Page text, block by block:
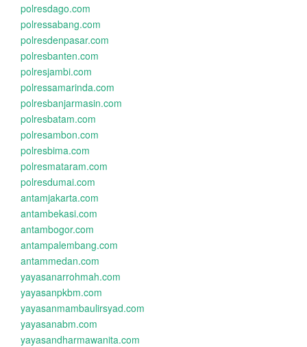
polresdago.com
polressabang.com
polresdenpasar.com
polresbanten.com
polresjambi.com
polressamarinda.com
polresbanjarmasin.com
polresbatam.com
polresambon.com
polresbima.com
polresmataram.com
polresdumai.com
antamjakarta.com
antambekasi.com
antambogor.com
antampalembang.com
antammedan.com
yayasanarrohmah.com
yayasanpkbm.com
yayasanmambaulirsyad.com
yayasanabm.com
yayasandharmawanita.com